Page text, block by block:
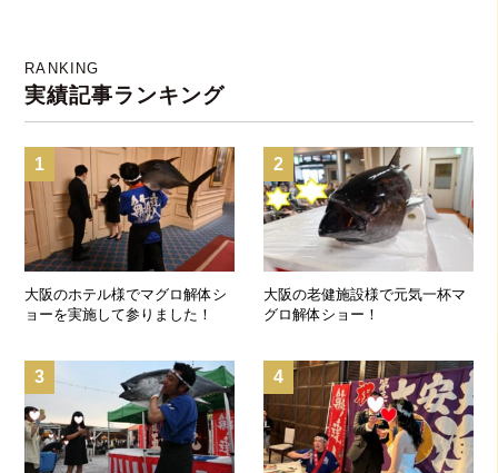
RANKING
実績記事ランキング
1
大阪のホテル様でマグロ解体シ
ョーを実施して参りました！
2
大阪の老健施設様で元気一杯マ
グロ解体ショー！
3 4